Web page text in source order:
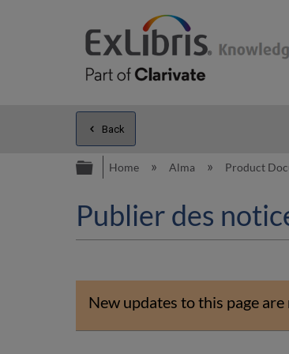
Back
Expand/collapse
Home Alma Product
Publier des
New updates to this page